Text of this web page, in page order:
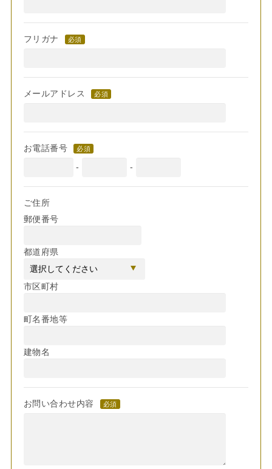
フリガナ 必須
メールアドレス 必須
お電話番号 必須
- -
ご住所
郵便番号
都道府県
市区町村
町名番地等
建物名
お問い合わせ内容 必須